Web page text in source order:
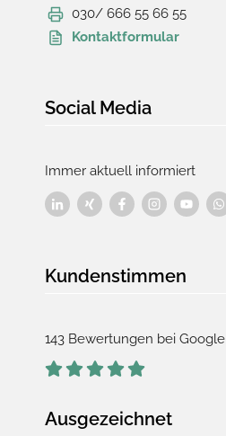
030/ 666 55 66 55
Kontaktformular
Social Media
Immer aktuell informiert
Kundenstimmen
143 Bewertungen bei Google
Ausgezeichnet